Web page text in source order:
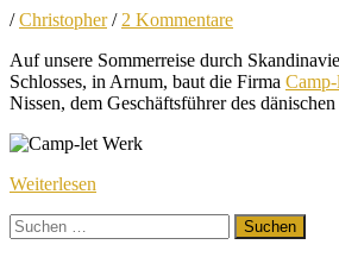
/Christopher / 2 Kommentare
Auf unsere Sommerreise durch
Schlosses, in Arnum, baut die Firma
Nissen, dem Geschäftsführer des
Weiterlesen
Suchen
nach: